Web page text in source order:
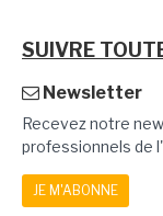
SUIVRE
Newsletter
Recevez notre
professionnels de
JE M'ABONNE